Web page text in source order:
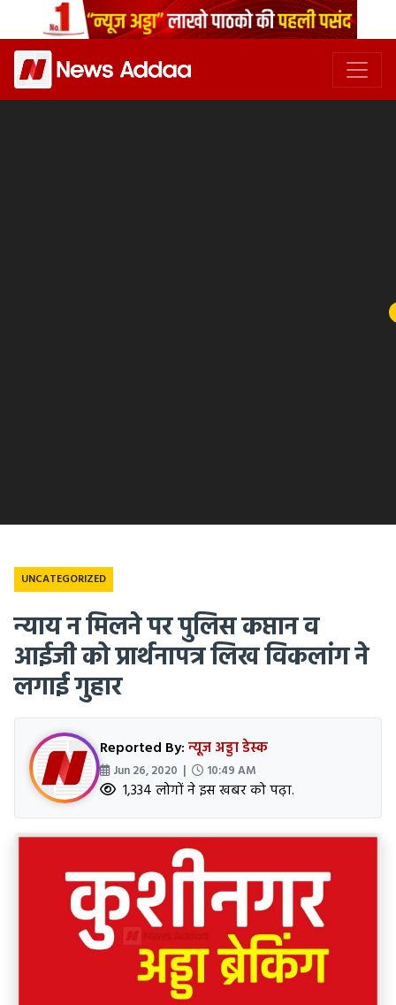
UNCATEGORIZED
न्याय न मिलने पर पुलिस कप्तान व
आईजी को प्रार्थनापत्र लिख विकलांग ने
लगाई गुहार
Reported By:न्यूज अड्डा डेस्क
Jun 26, 2020 | 10:49 AM
1,334 लोगों ने इस खबर को पढ़ा.